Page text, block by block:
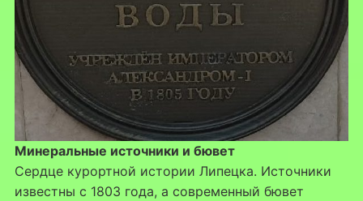
Минеральные источники и бювет
Сердце курортной истории Липецка. Источники
известны с 1803 года, а современный бювет